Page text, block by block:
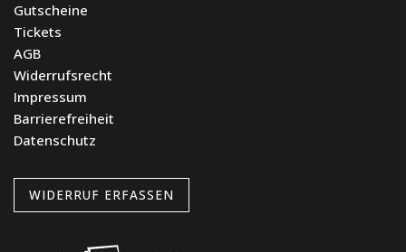
Gutscheine
Tickets
AGB
Widerrufsrecht
Impressum
Barrierefreiheit
Datenschutz
WIDERRUF ERFASSEN